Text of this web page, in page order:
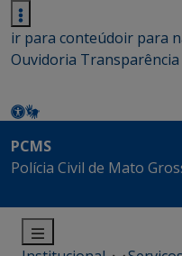
ir para conteúdoir para
Ouvidoria Transparência
PCMS
Polícia Civil de Mato